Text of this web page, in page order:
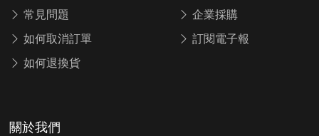
常見問題
如何取消訂單
如何退換貨
企業採購
訂閱電子報
關於我們